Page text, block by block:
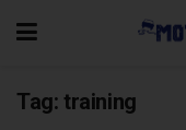
Tag: training